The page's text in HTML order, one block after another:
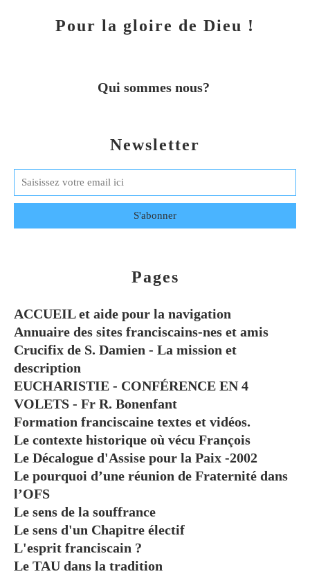
Newsletter
Pages
ACCUEIL et aide pour la navigation
Annuaire des sites franciscains-nes et amis
Crucifix de S. Damien - La mission et
description
EUCHARISTIE - CONFÉRENCE EN 4
VOLETS - Fr R. Bonenfant
Formation franciscaine textes et vidéos.
Le contexte historique où vécu François
Le Décalogue d'Assise pour la Paix -2002
Le pourquoi d’une réunion de Fraternité dans
l’OFS
Le sens de la souffrance
Le sens d'un Chapitre électif
L'esprit franciscain ?
Le TAU dans la tradition
Pour la gloire de Dieu !
Qui sommes nous?